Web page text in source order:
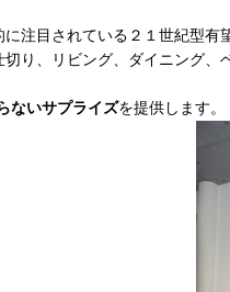
注目されている２１世紀型有
り、リビング、ダイニング、
ないサプライズを提供します。